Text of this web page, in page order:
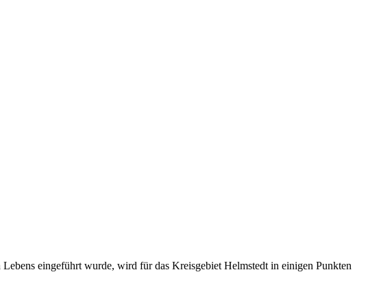
eingeführt wurde, wird für das Kreisgebiet Helmstedt in einigen Punkten